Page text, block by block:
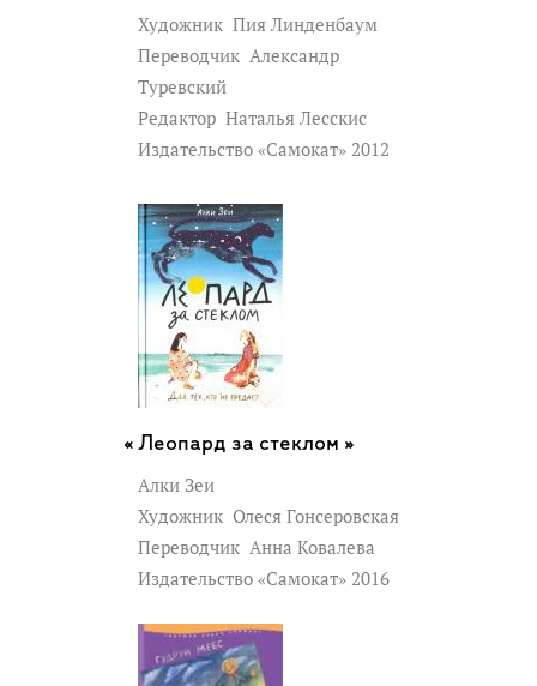
Художник Пия Линденбаум
Переводчик Александр
Туревский
Редактор Наталья Лесскис
Издательство «Самокат» 2012
Леопард за стеклом »
Алки Зеи
Художник Олеся Гонсеровская
Переводчик Анна Ковалева
Издательство «Самокат» 2016